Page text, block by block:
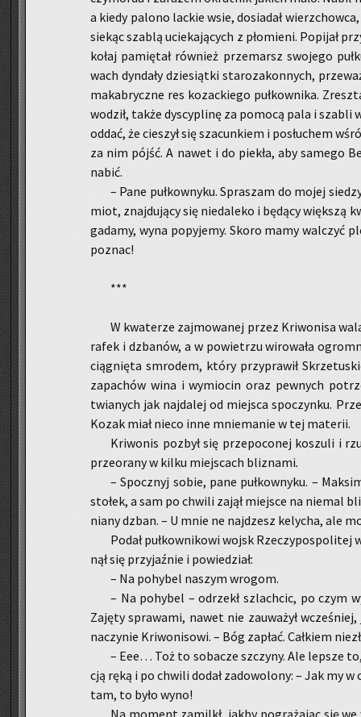
a kiedy pa­lo­no lac­kie wsie, do­sia­dał
sie­kąc sza­blą ucie­ka­ją­cych z pło­mie­ni. Po­pi­jał
ko­łaj pa­mię­tał rów­nież prze­marsz swo­je­go
wach dyn­da­ły dzie­siąt­ki sta­ro­za­kon­nych,
ma­ka­brycz­ne res ko­zac­kie­go puł­kow­ni­ka.
wo­dził, także dys­cy­pli­nę za po­mo­cą pala i sza­bli
oddać, że cie­szył się sza­cun­kiem i po­słu­chem
za nim pójść. A nawet i do pie­kła, aby sa­me­go
nabić.
– Pane puł­kow­ny­ku. Spra­szam do mojej
miot, znaj­du­ją­cy się nie­da­le­ko i bę­dą­cy więk­szą
ga­da­my, wyna po­py­je­my. Skoro mamy wal­czyć
po­znac!
***
W kwa­te­rze zaj­mo­wa­nej przez Kri­wo­ni­sa
ra­fek i dzba­nów, a w po­wie­trzu wi­ro­wa­ła
cią­gnię­ta smro­dem, który przy­pra­wił
za­pa­chów wina i wy­mio­cin oraz pew­nych
twia­nych jak naj­da­lej od miej­sca spo­czyn­ku.
Kozak miał nieco inne mnie­ma­nie w tej ma­te­rii.
Kri­wo­nis po­zbył się prze­po­co­nej ko­szu­li i
prze­ora­ny w kilku miej­scach bli­zna­mi.
– Spo­cznyj sobie, pane puł­kow­ny­ku. –
sto­łek, a sam po chwi­li zajął miej­sce na nie­mal
nia­ny dzban. – U mnie ne naj­dzesz ke­ly­cha, ale
Podał puł­kow­ni­ko­wi wojsk
nął się przy­jaź­nie i po­wie­dział:
– Na po­hy­bel na­szym wro­gom.
– Na po­hy­bel – od­rzekł szlach­cic, po czym
Za­ję­ty spra­wa­mi, nawet nie za­uwa­żył
na­czy­nie Kri­wo­ni­so­wi. – Bóg za­płać. Cał­kiem
– Eee… Toż to so­ba­cze szczy­ny. Ale lep­sze
cją ręką i po chwi­li dodał za­do­wo­lo­ny: – Jak my
tam, to było wyno!
Na mo­ment za­milkł, jakby po­grą­ża­jąc się